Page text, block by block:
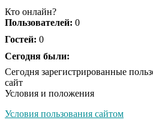
жена и дочь
Кто онлайн?
Пользователей: 0
Гостей: 0
Сегодня были:
Сегодня зарегистрированные
сайт
Условия и положения
Условия пользования сайтом